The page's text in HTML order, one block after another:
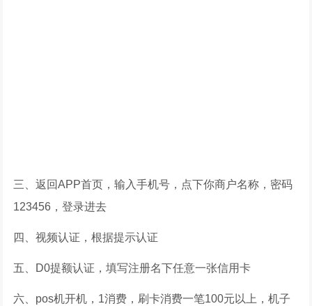
三、返回APP首页，输入手机号，点下你商户名称，密码
123456，登录进去
四、视频认证，根据提示认证
五、D0提额认证，填写注册名下任意一张信用卡
六、pos机开机，1消费，刷卡消费一笔100元以上，机子